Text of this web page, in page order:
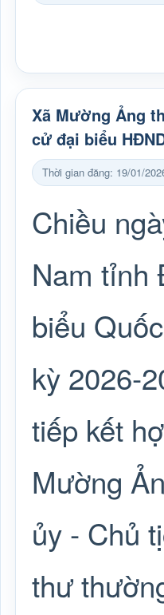
Xã Mường Ảng
cử đại biểu
Thời gian đăng: 19/01/
Chiều
Nam tỉnh
biểu
kỳ 2026-
tiếp kết
Mường
ủy - Chủ
thư